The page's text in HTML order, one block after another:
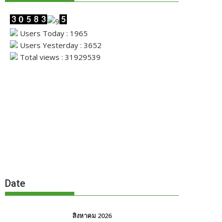
Users Today : 1965
Users Yesterday : 3652
Total views : 31929539
Date
สิงหาคม 2026